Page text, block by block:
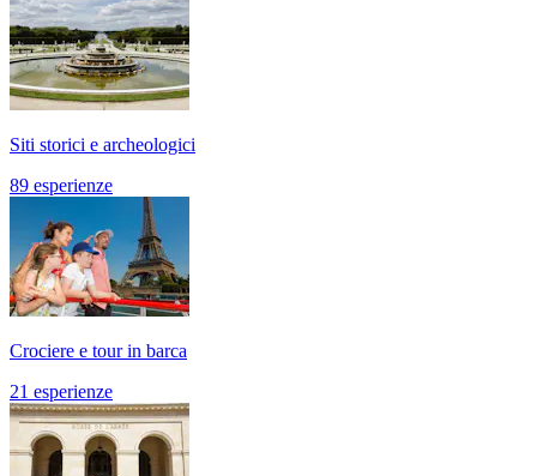
Siti storici e archeologici
89 esperienze
Crociere e tour in barca
21 esperienze